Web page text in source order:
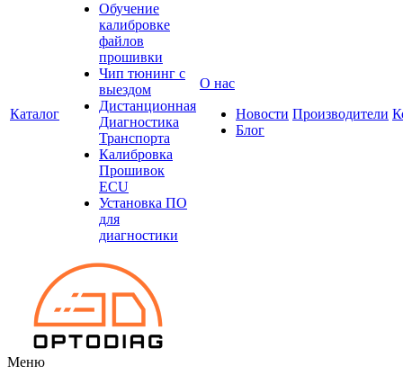
Каталог
Обучение
калибровке
файлов
прошивки
Чип тюнинг с
выездом
Дистанционная
Диагностика
Транспорта
Калибровка
Прошивок
ECU
Установка ПО
для
диагностики
О нас
Новости
Блог
Производители
Меню